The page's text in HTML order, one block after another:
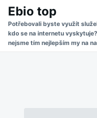
Skip
content
Search
for:
Ebio top
Potřebovali byste využít
kdo se na internetu
nejsme tím nejlepším my na